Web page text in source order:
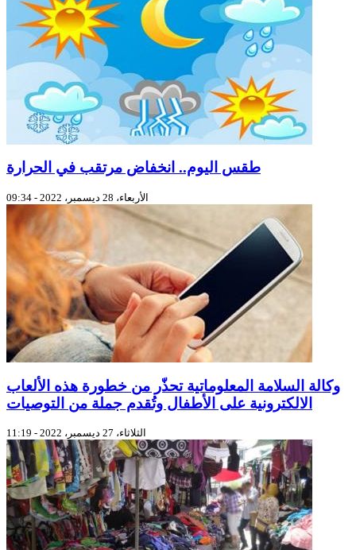
طقس اليوم.. انخفاض مرتقب في الحرارة
الأربعاء، 28 ديسمبر، 2022 - 09:34
وكالة السلامة المعلوماتية تحذّر من خطورة هذه الألعاب
الالكترونية على الأطفال وتُقدم جملة من التوصيات
الثلاثاء، 27 ديسمبر، 2022 - 11:19